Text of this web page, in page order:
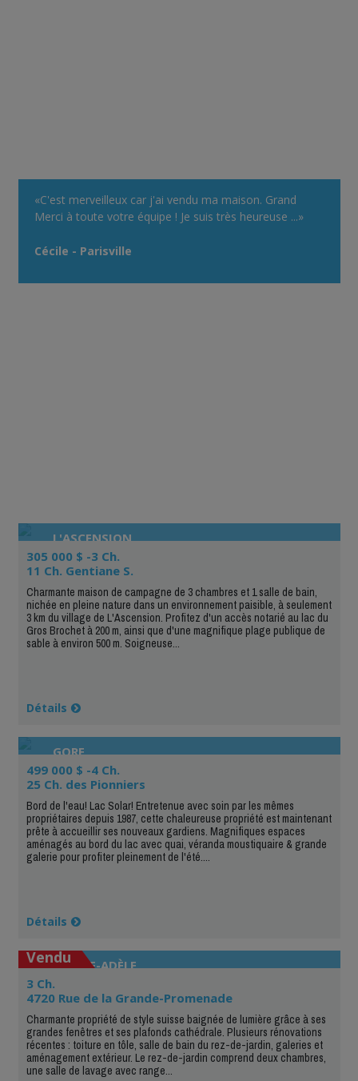
«C'est merveilleux car j'ai vendu ma maison. Grand
Merci à toute votre équipe ! Je suis très heureuse ...»
Cécile - Parisville
L'ASCENSION
305 000 $ -3 Ch.
11 Ch. Gentiane S.
Charmante maison de campagne de 3 chambres et 1 salle de bain,
nichée en pleine nature dans un environnement paisible, à seulement
3 km du village de L'Ascension. Profitez d'un accès notarié au lac du
Gros Brochet à 200 m, ainsi que d'une magnifique plage publique de
sable à environ 500 m. Soigneuse...
Détails
GORE
499 000 $ -4 Ch.
25 Ch. des Pionniers
Bord de l'eau! Lac Solar! Entretenue avec soin par les mêmes
propriétaires depuis 1987, cette chaleureuse propriété est maintenant
prête à accueillir ses nouveaux gardiens. Magnifiques espaces
aménagés au bord du lac avec quai, véranda moustiquaire & grande
galerie pour profiter pleinement de l'été....
Détails
SAINTE-ADÈLE
Vendu
3 Ch.
4720 Rue de la Grande-Promenade
Charmante propriété de style suisse baignée de lumière grâce à ses
grandes fenêtres et ses plafonds cathédrale. Plusieurs rénovations
récentes : toiture en tôle, salle de bain du rez-de-jardin, galeries et
aménagement extérieur. Le rez-de-jardin comprend deux chambres,
une salle de lavage avec range...